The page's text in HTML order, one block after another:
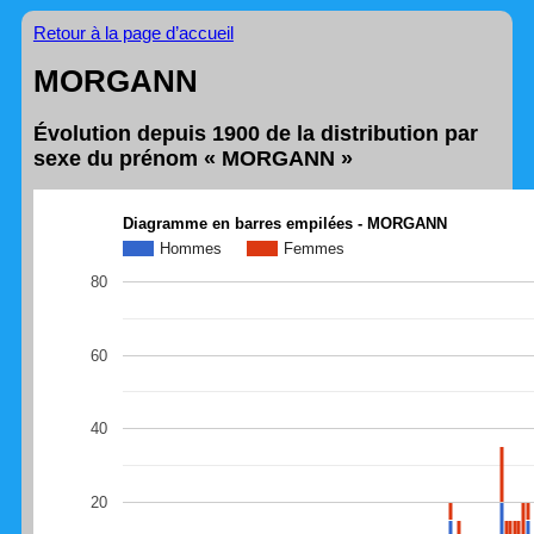
Retour à la page d’accueil
MORGANN
Évolution depuis 1900 de la distribution par
sexe du prénom « MORGANN »
Diagramme en barres empilées - MORGANN
Hommes
Femmes
20
40
60
80